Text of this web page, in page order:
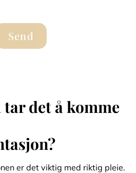
Send
det å komme
er det viktig med riktig pleie.